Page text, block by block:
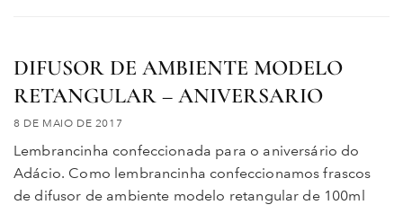
DIFUSOR DE AMBIENTE MODELO
RETANGULAR – ANIVERSARIO
8 DE MAIO DE 2017
Lembrancinha confeccionada para o aniversário do
Adácio. Como lembrancinha confeccionamos frascos
de difusor de ambiente modelo retangular de 100ml